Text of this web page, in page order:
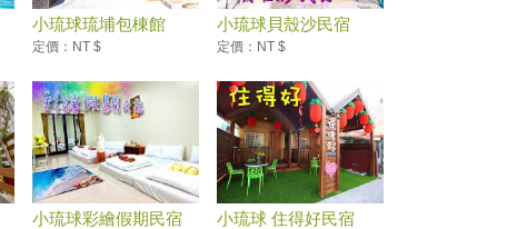
小琉球琉埔包棟館
定價：NT $
小琉球貝殼沙民宿
定價：NT $
小琉球彩繪假期民宿 小琉球 住得好民宿